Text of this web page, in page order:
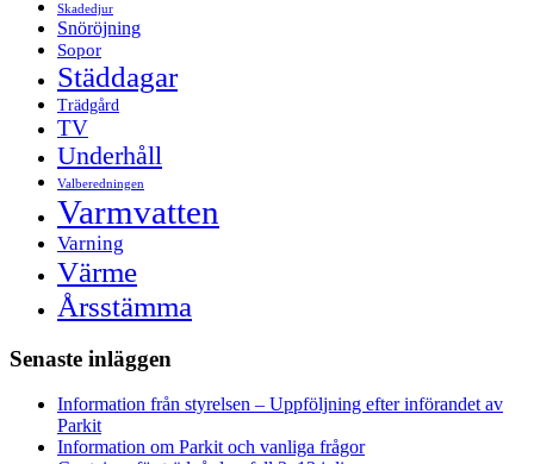
Skadedjur
Snöröjning
Sopor
Städdagar
Trädgård
TV
Underhåll
Valberedningen
Varmvatten
Varning
Värme
Årsstämma
Senaste inläggen
Information från styrelsen – Uppföljning efter införandet av
Parkit
Information om Parkit och vanliga frågor